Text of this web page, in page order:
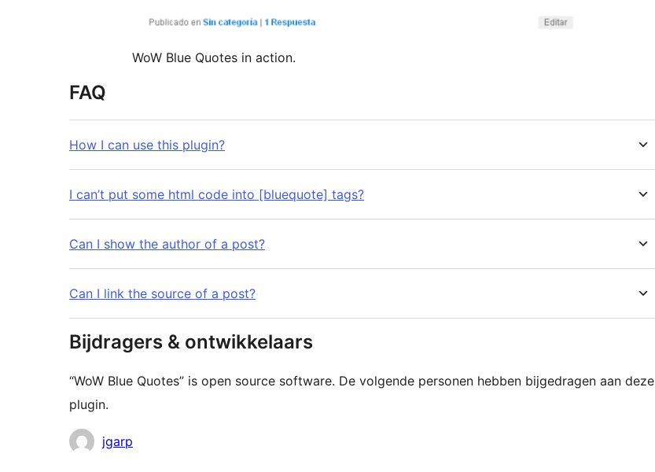
WoW Blue Quotes in action.
FAQ
How I can use this plugin?
I can’t put some html code into [bluequote] tags?
Can I show the author of a post?
Can I link the source of a post?
Bijdragers & ontwikkelaars
“WoW Blue Quotes” is open source software. De volgende personen hebben bijgedragen aan deze
plugin.
Bijdragers
jgarp